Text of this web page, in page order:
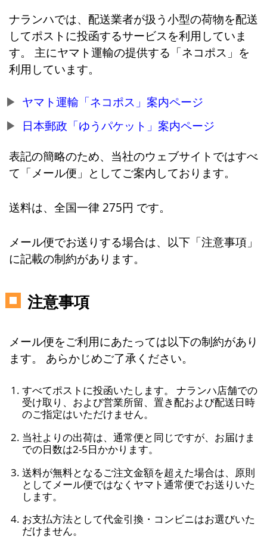
ナランハでは、配送業者が扱う小型の荷物を配送
してポストに投函するサービスを利用していま
す。 主にヤマト運輸の提供する「ネコポス」を
利用しています。
ヤマト運輸「ネコポス」案内ページ
日本郵政「ゆうパケット」案内ページ
表記の簡略のため、当社のウェブサイトではすべ
て「メール便」としてご案内しております。
送料は、全国一律 275円 です。
メール便でお送りする場合は、以下「注意事項」
に記載の制約があります。
注意事項
メール便をご利用にあたっては以下の制約があり
ます。 あらかじめご了承ください。
すべてポストに投函いたします。 ナランハ店舗での
受け取り、および営業所留、置き配および配送日時
のご指定はいただけません。
当社よりの出荷は、通常便と同じですが、お届けま
での日数は2-5日かかります。
送料が無料となるご注文金額を超えた場合は、原則
としてメール便ではなくヤマト通常便でお送りいた
します。
お支払方法として代金引換・コンビニはお選びいた
だけません。